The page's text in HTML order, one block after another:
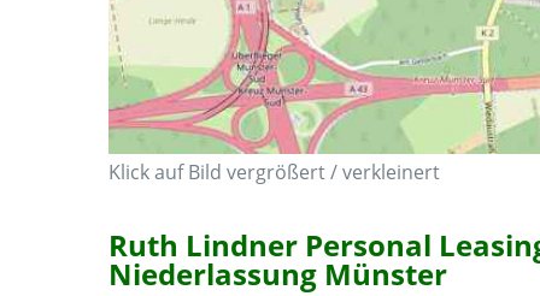
Klick auf Bild vergrößert / verkleinert
Ruth Lindner Personal
Niederlassung Münster